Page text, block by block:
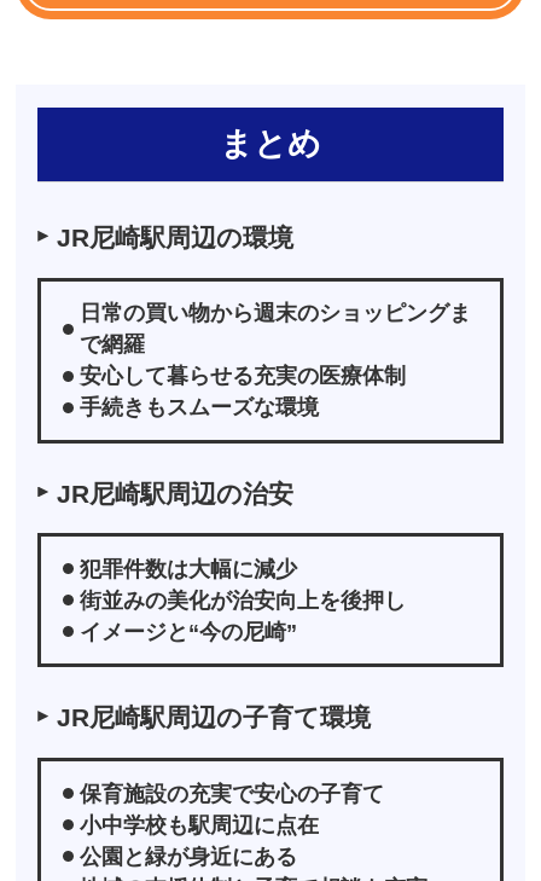
まとめ
JR尼崎駅周辺の環境
日常の買い物から週末のショッピングま
で網羅
安心して暮らせる充実の医療体制
手続きもスムーズな環境
JR尼崎駅周辺の治安
犯罪件数は大幅に減少
街並みの美化が治安向上を後押し
イメージと“今の尼崎”
JR尼崎駅周辺の子育て環境
保育施設の充実で安心の子育て
小中学校も駅周辺に点在
公園と緑が身近にある